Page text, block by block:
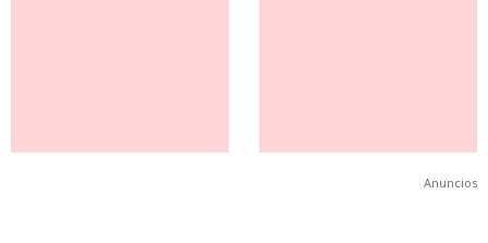
Anuncios